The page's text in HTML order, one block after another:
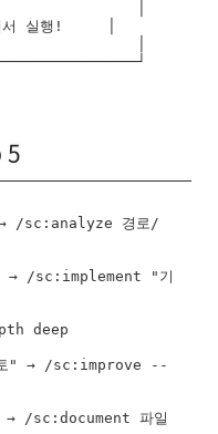
서 실행!     │
5
/sc:analyze 경로/
→ /sc:implement "기
deep
" → /sc:improve --